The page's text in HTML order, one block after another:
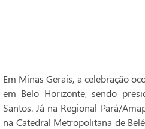
Em Minas Gerais, a celebração
em Belo Horizonte, sendo
Santos. Já na Regional Pará/
na Catedral Metropolitana de